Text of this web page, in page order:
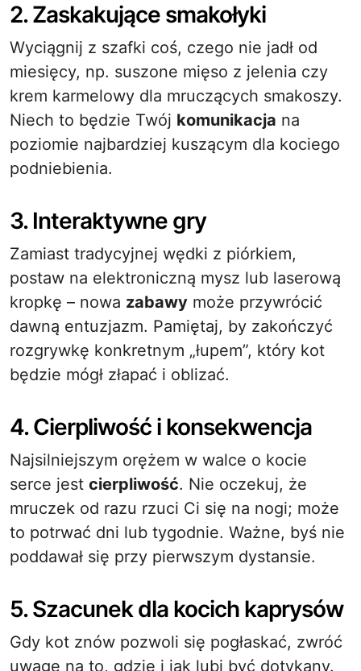
2. Zaskakujące smakołyki
Wyciągnij z szafki coś, czego nie jadł od
miesięcy, np. suszone mięso z jelenia czy
krem karmelowy dla mruczących smakoszy.
Niech to będzie Twój komunikacja na
poziomie najbardziej kuszącym dla kociego
podniebienia.
3. Interaktywne gry
Zamiast tradycyjnej wędki z piórkiem,
postaw na elektroniczną mysz lub laserową
kropkę – nowa zabawy może przywrócić
dawną entuzjazm. Pamiętaj, by zakończyć
rozgrywkę konkretnym „łupem”, który kot
będzie mógł złapać i oblizać.
4. Cierpliwość i konsekwencja
Najsilniejszym orężem w walce o kocie
serce jest cierpliwość. Nie oczekuj, że
mruczek od razu rzuci Ci się na nogi; może
to potrwać dni lub tygodnie. Ważne, byś nie
poddawał się przy pierwszym dystansie.
5. Szacunek dla kocich kaprysów
Gdy kot znów pozwoli się pogłaskać, zwróć
uwagę na to, gdzie i jak lubi być dotykany.